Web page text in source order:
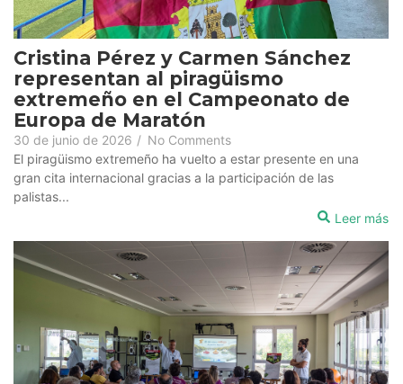
Cristina Pérez y Carmen Sánchez
representan al piragüismo
extremeño en el Campeonato de
Europa de Maratón
30 de junio de 2026 / No Comments
El piragüismo extremeño ha vuelto a estar presente en una
gran cita internacional gracias a la participación de las
palistas...
Leer más